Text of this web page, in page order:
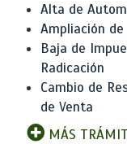
Alta de
Ampliación
Baja de
Radicación
Cambio de
de Venta
MÁS